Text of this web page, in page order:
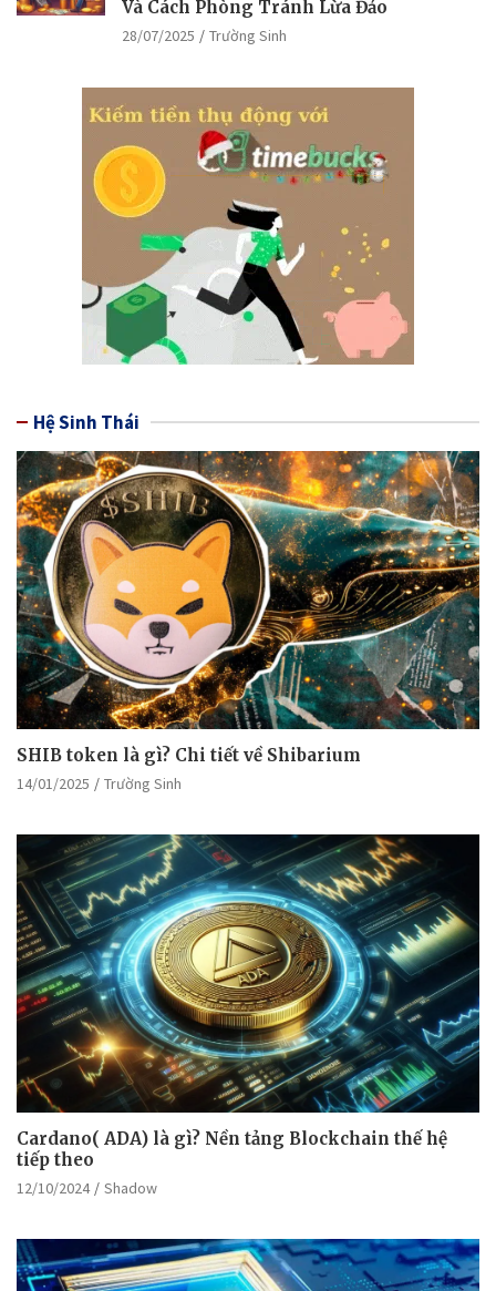
Và Cách Phòng Tránh Lừa Đảo
28/07/2025 Trường Sinh
Hệ Sinh Thái
SHIB token là gì? Chi tiết về Shibarium
14/01/2025 Trường Sinh
Cardano( ADA) là gì? Nền tảng Blockchain thế hệ
tiếp theo
12/10/2024 Shadow